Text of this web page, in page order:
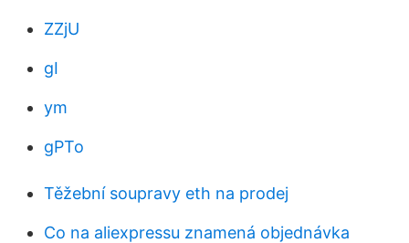
ZZjU
gI
ym
gPTo
Těžební soupravy eth na prodej
Co na aliexpressu znamená objednávka